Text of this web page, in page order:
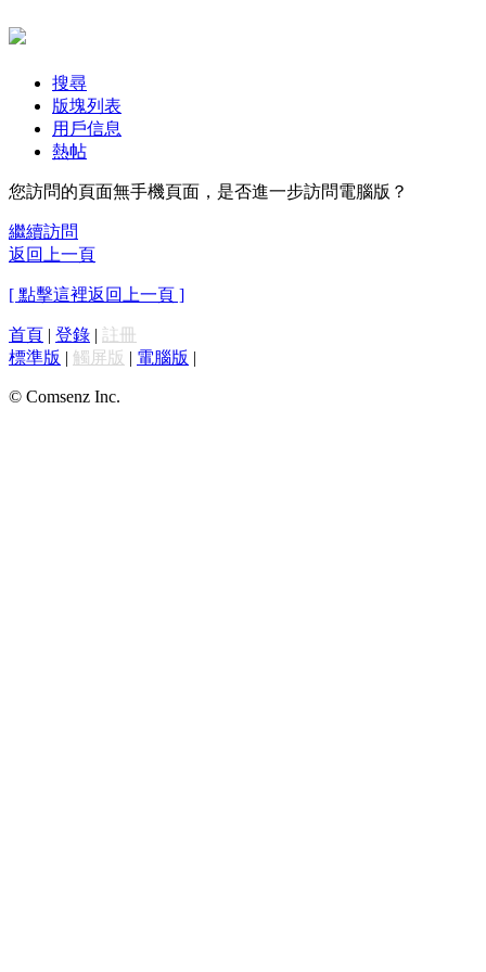
搜尋
版塊列表
用戶信息
熱帖
您訪問的頁面無手機頁面，是否進一步訪問電腦版？
繼續訪問
返回上一頁
[ 點擊這裡返回上一頁 ]
首頁 | 登錄 | 註冊
標準版 | 觸屏版 | 電腦版 |
© Comsenz Inc.